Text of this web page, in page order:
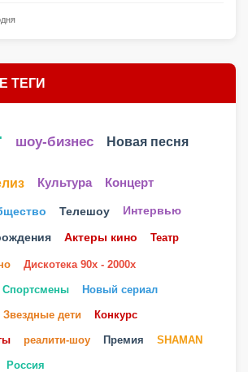
ТЕГИ
шоу-бизнес Новая песня
Культура Концерт
Телешоу Интервью
Актеры кино Театр
Дискотека 90х - 2000х
Спортсмены Новый сериал
Звездные дети Конкурс
реалити-шоу Премия SHAMAN
Россия